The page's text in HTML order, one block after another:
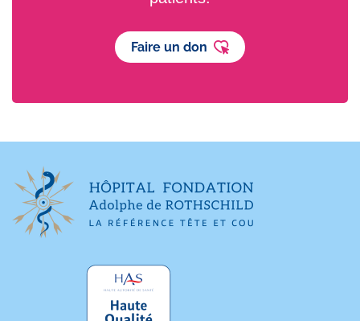
Faire un don